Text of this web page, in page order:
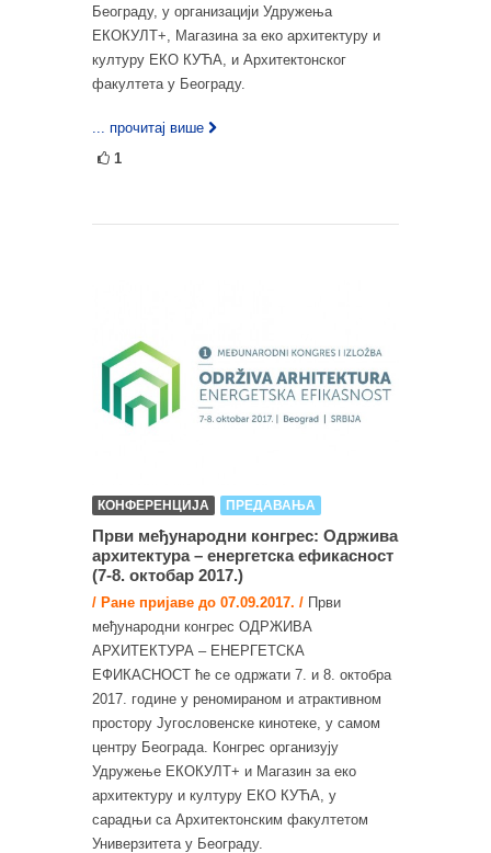
Београду, у организацији Удружења
ЕКОКУЛТ+, Магазина за еко архитектуру и
културу ЕКО КУЋА, и Архитектонског
факултета у Београду.
... прочитај више
1
КОНФЕРЕНЦИЈА ПРЕДАВАЊА
Први међународни конгрес: Одржива
архитектура – енергетска ефикасност
(7-8. октобар 2017.)
/ Ране пријаве до 07.09.2017. / Први
међународни конгрес ОДРЖИВА
АРХИТЕКТУРА – ЕНЕРГЕТСКА
ЕФИКАСНОСТ ће се одржати 7. и 8. октобра
2017. године у реномираном и атрактивном
простору Југословенске кинотеке, у самом
центру Београда. Конгрес организују
Удружење ЕКОКУЛТ+ и Магазин за еко
архитектуру и културу ЕКО КУЋА, у
сарадњи са Архитектонским факултетом
Универзитета у Београду.